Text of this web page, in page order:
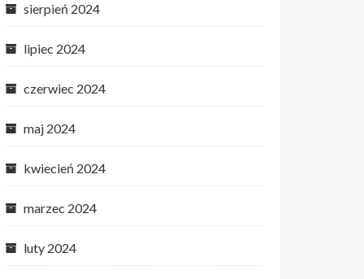
sierpień 2024
lipiec 2024
czerwiec 2024
maj 2024
kwiecień 2024
marzec 2024
luty 2024